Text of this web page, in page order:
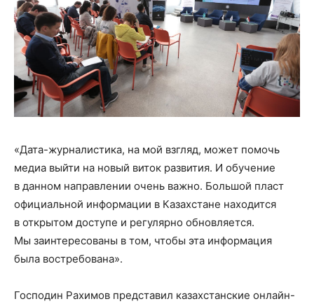
«Дата-журналистика, на мой взгляд, может помочь
медиа выйти на новый виток развития. И обучение
в данном направлении очень важно. Большой пласт
официальной информации в Казахстане находится
в открытом доступе и регулярно обновляется.
Мы заинтересованы в том, чтобы эта информация
была востребована».
Господин Рахимов представил казахстанские онлайн-